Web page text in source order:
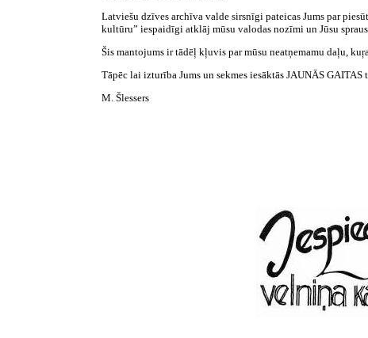
Latviešu dzīves archīva valde sirsnīgi pateicas Jums par
kultūru” iespaidīgi atklāj mūsu valodas nozīmi un Jūsu
Šis mantojums ir tādēļ kļuvis par mūsu neatņemamu daļu,
Tāpēc lai izturība Jums un sekmes iesāktās JAUNĀS
M. Šlessers